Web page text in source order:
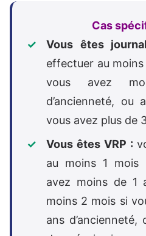
Cas
Vous êtes
effectuer au
vous avez
d’ancienneté,
vous avez plus de
Vous êtes VRP :
au moins 1 mois
avez moins de 1
moins 2 mois si
ans